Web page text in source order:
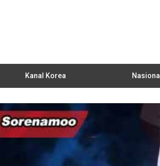
Kanal Korea Nasional